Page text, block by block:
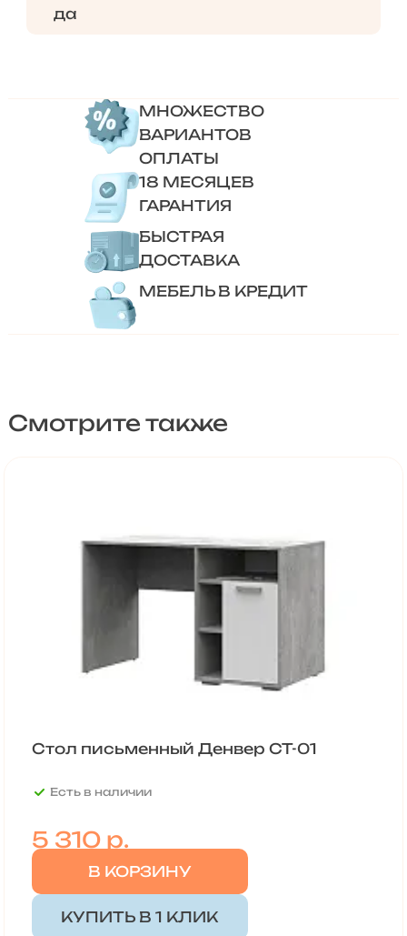
да
МНОЖЕСТВО
ВАРИАНТОВ
ОПЛАТЫ
18 МЕСЯЦЕВ
ГАРАНТИЯ
БЫСТРАЯ
ДОСТАВКА
МЕБЕЛЬ В КРЕДИТ
Смотрите также
Стол письменный Денвер СТ-01
Есть в наличии
5 310р.
В КОРЗИНУ
КУПИТЬ В 1 КЛИК